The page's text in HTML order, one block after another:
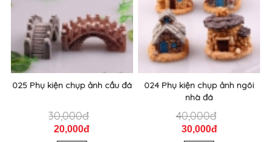
025 Phụ kiện chụp ảnh cầu đá
30,000đ
20,000đ
024 Phụ kiện chụp ảnh ngôi
nhà đá
40,000đ
30,000đ